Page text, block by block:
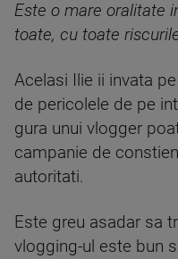
Este o mare oralitate
toate, cu toate
Acelasi Ilie ii invata
de pericolele de pe
gura unui vlogger
campanie de
autoritati.
Este greu asadar sa
vlogging-ul este bun